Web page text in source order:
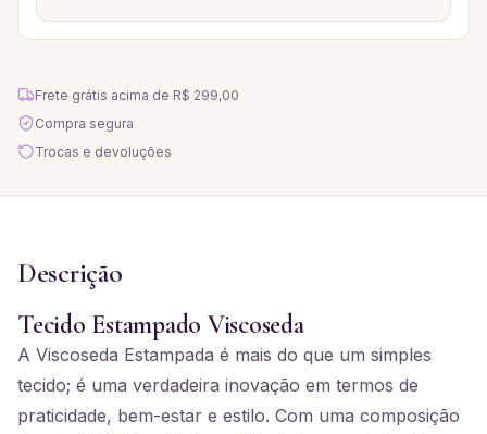
Frete grátis acima de R$ 299,00
Compra segura
Trocas e devoluções
Descrição
Tecido Estampado Viscoseda
A Viscoseda Estampada é mais do que um simples
tecido; é uma verdadeira inovação em termos de
praticidade, bem-estar e estilo. Com uma composição